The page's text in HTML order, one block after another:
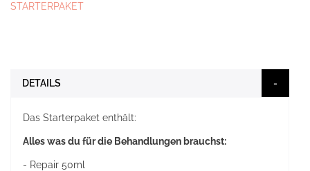
STARTERPAKET
DETAILS
Das Starterpaket enthält:
Alles was du für die Behandlungen brauchst:
- Repair 50ml